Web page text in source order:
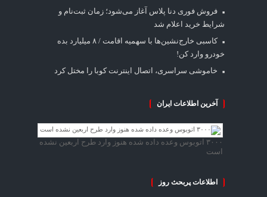
فروش فوری دنا پلاس آغاز می‌شود؛ زمان ثبت‌نام و
شرایط خرید اعلام شد
کاسبی خارج‌نشین‌ها با سهمیه اقامت / ۸ میلیارد بده
خودرو وارد کن!
خاموشی سراسری، اتصال اینترنت کوبا را مختل کرد
آخرین اطلاعات ایران
۳۰۰۰ اتوبوس وعده داده شده هنوز وارد طرح اربعین نشده
است
اطلاعات پربحث روز